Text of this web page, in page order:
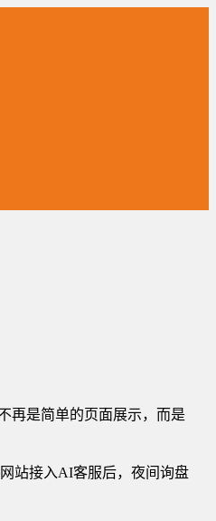
再是简单的页面展示，而是
站接入AI客服后，夜间询盘